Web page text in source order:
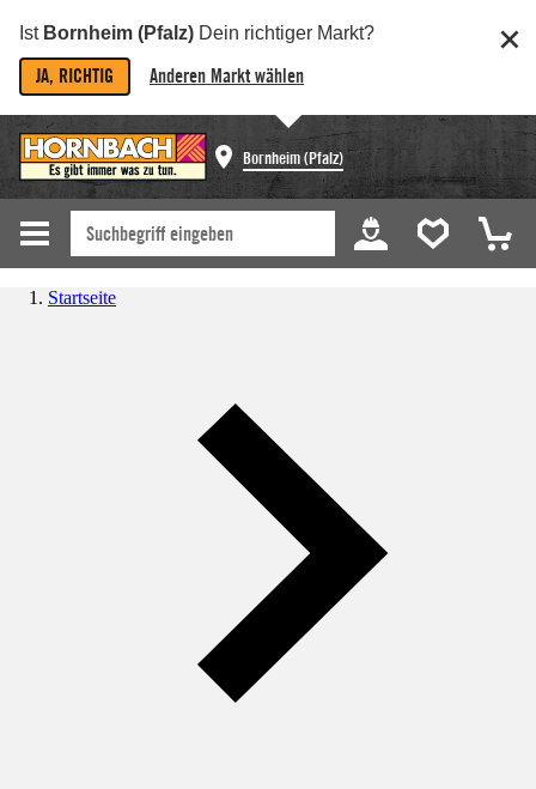
Ist Bornheim (Pfalz) Dein richtiger Markt?
JA, RICHTIG Anderen Markt wählen
Bornheim (Pfalz)
Startseite